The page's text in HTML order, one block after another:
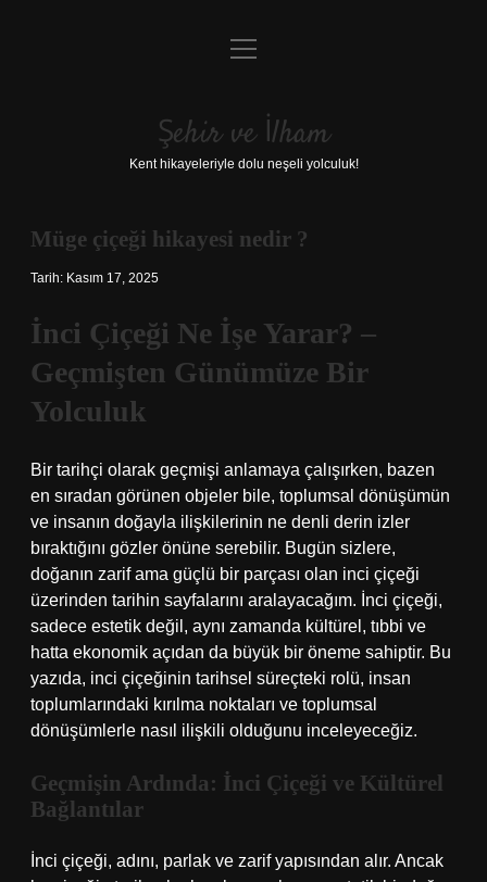
Anasayfa
Yasal Uyarı
menüyü
Şehir ve İlham
Kent hikayeleriyle dolu neşeli yolculuk!
Müge çiçeği hikayesi nedir ?
Tarih: Kasım 17, 2025
İnci Çiçeği Ne İşe Yarar? –
Geçmişten Günümüze Bir
Yolculuk
Bir tarihçi olarak geçmişi anlamaya çalışırken, bazen
en sıradan görünen objeler bile, toplumsal dönüşümün
ve insanın doğayla ilişkilerinin ne denli derin izler
bıraktığını gözler önüne serebilir. Bugün sizlere,
doğanın zarif ama güçlü bir parçası olan inci çiçeği
üzerinden tarihin sayfalarını aralayacağım. İnci çiçeği,
sadece estetik değil, aynı zamanda kültürel, tıbbi ve
hatta ekonomik açıdan da büyük bir öneme sahiptir. Bu
yazıda, inci çiçeğinin tarihsel süreçteki rolü, insan
toplumlarındaki kırılma noktaları ve toplumsal
dönüşümlerle nasıl ilişkili olduğunu inceleyeceğiz.
Geçmişin Ardında: İnci Çiçeği ve Kültürel
Bağlantılar
İnci çiçeği, adını, parlak ve zarif yapısından alır. Ancak